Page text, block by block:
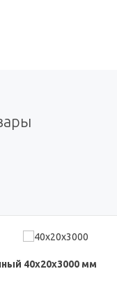
40x20x3000 мм